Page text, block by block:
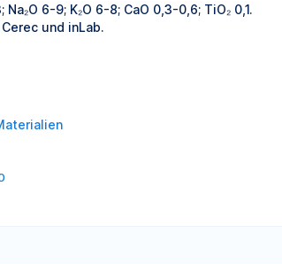
Na₂O 6-9; K₂O 6-8; CaO 0,3-0,6; TiO₂ 0,1.
und inLab.